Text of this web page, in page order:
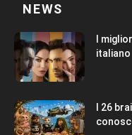
NEWS
I
italiano
I 26